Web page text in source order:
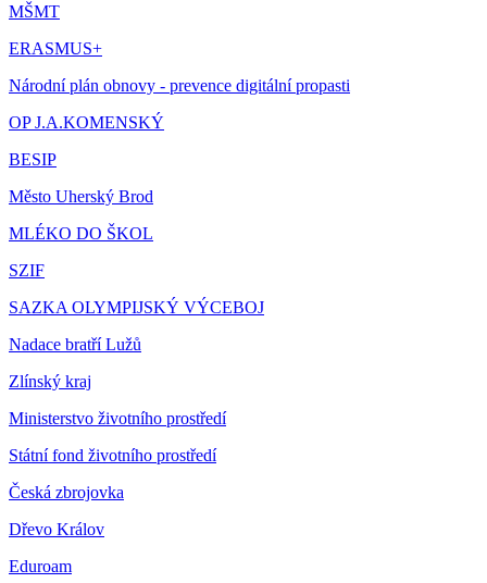
MŠMT
ERASMUS+
Národní plán obnovy - prevence digitální propasti
OP J.A.KOMENSKÝ
BESIP
Město Uherský Brod
MLÉKO DO ŠKOL
SZIF
SAZKA OLYMPIJSKÝ VÝCEBOJ
Nadace bratří Lužů
Zlínský kraj
Ministerstvo životního prostředí
Státní fond životního prostředí
Česká zbrojovka
Dřevo Králov
Eduroam